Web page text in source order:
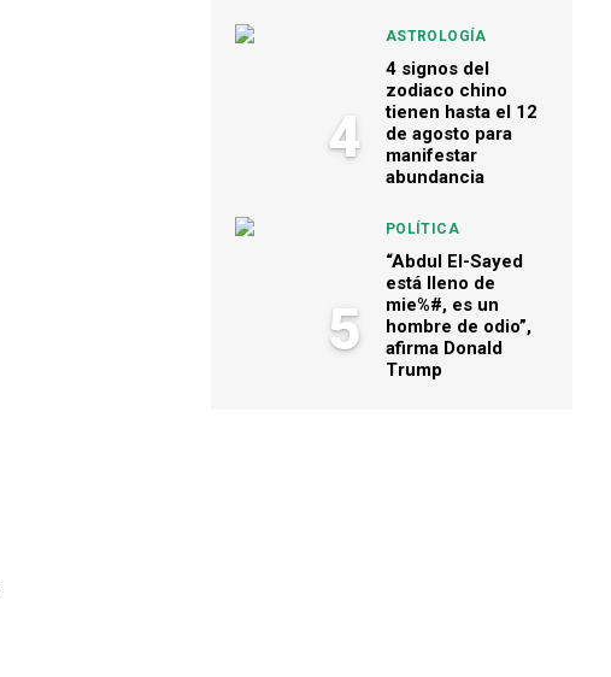
4
ASTROLOGÍA
4 signos del
zodiaco chino
tienen hasta el 12
de agosto para
manifestar
abundancia
5
POLÍTICA
“Abdul El-Sayed
está lleno de
mie%#, es un
hombre de odio”,
afirma Donald
Trump